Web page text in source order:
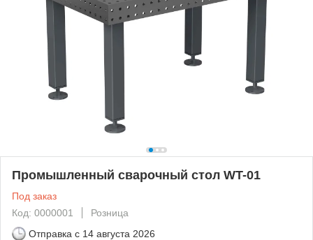
Промышленный сварочный стол WT-01
Под заказ
Код: 0000001
Розница
Отправка с 14 августа 2026